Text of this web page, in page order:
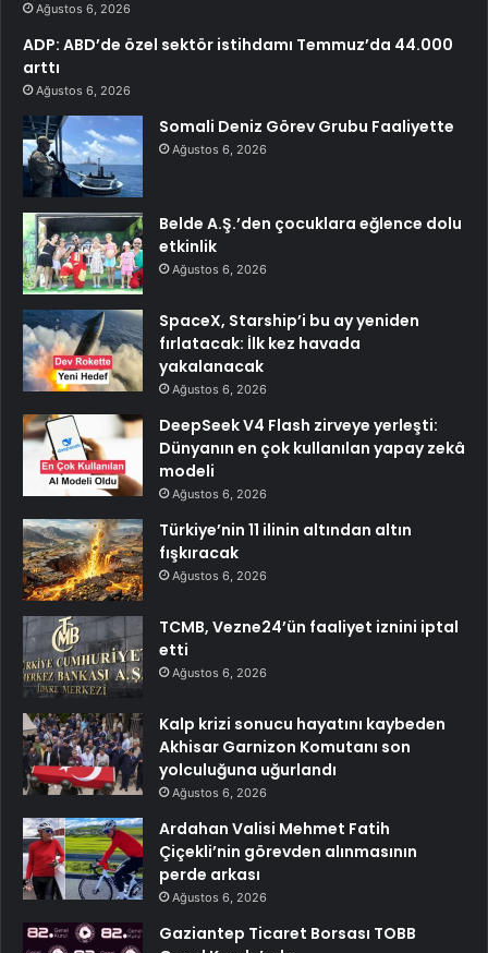
Ağustos 6, 2026
ADP: ABD’de özel sektör istihdamı Temmuz’da 44.000
arttı
Ağustos 6, 2026
Somali Deniz Görev Grubu Faaliyette
Ağustos 6, 2026
Belde A.Ş.’den çocuklara eğlence dolu
etkinlik
Ağustos 6, 2026
SpaceX, Starship’i bu ay yeniden
fırlatacak: İlk kez havada
yakalanacak
Ağustos 6, 2026
DeepSeek V4 Flash zirveye yerleşti:
Dünyanın en çok kullanılan yapay zekâ
modeli
Ağustos 6, 2026
Türkiye’nin 11 ilinin altından altın
fışkıracak
Ağustos 6, 2026
TCMB, Vezne24’ün faaliyet iznini iptal
etti
Ağustos 6, 2026
Kalp krizi sonucu hayatını kaybeden
Akhisar Garnizon Komutanı son
yolculuğuna uğurlandı
Ağustos 6, 2026
Ardahan Valisi Mehmet Fatih
Çiçekli’nin görevden alınmasının
perde arkası
Ağustos 6, 2026
Gaziantep Ticaret Borsası TOBB